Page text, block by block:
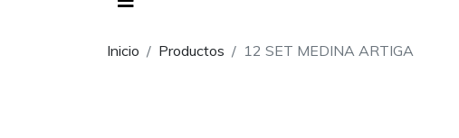
Inicio Productos 12 SET MEDINA ARTIGA